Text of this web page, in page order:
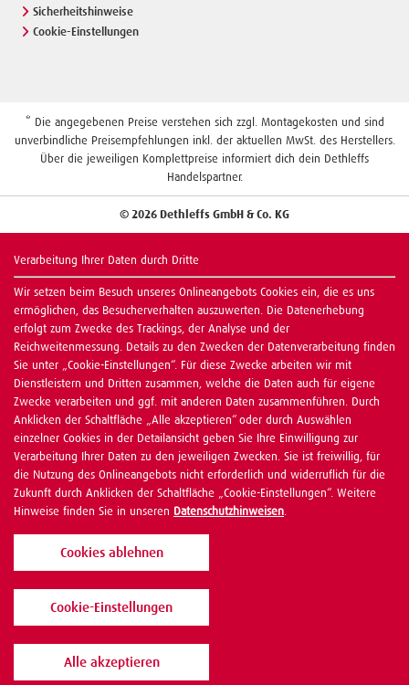
Sicherheitshinweise
Cookie-Einstellungen
* Die angegebenen Preise verstehen sich zzgl. Montagekosten und sind
unverbindliche Preisempfehlungen inkl. der aktuellen MwSt. des Herstellers.
Über die jeweiligen Komplettpreise informiert dich dein Dethleffs
Handelspartner.
© 2026 Dethleffs GmbH & Co. KG
Verarbeitung Ihrer Daten durch Dritte
Wir setzen beim Besuch unseres Onlineangebots Cookies ein, die es uns
ermöglichen, das Besucherverhalten auszuwerten. Die Datenerhebung
erfolgt zum Zwecke des Trackings, der Analyse und der
Reichweitenmessung. Details zu den Zwecken der Datenverarbeitung finden
Sie unter „Cookie-Einstellungen“. Für diese Zwecke arbeiten wir mit
Dienstleistern und Dritten zusammen, welche die Daten auch für eigene
Zwecke verarbeiten und ggf. mit anderen Daten zusammenführen. Durch
Anklicken der Schaltfläche „Alle akzeptieren“ oder durch Auswählen
einzelner Cookies in der Detailansicht geben Sie Ihre Einwilligung zur
Verarbeitung Ihrer Daten zu den jeweiligen Zwecken. Sie ist freiwillig, für
die Nutzung des Onlineangebots nicht erforderlich und widerruflich für die
Zukunft durch Anklicken der Schaltfläche „Cookie-Einstellungen“. Weitere
Hinweise finden Sie in unseren Datenschutzhinweisen.
Cookies ablehnen
Cookie-Einstellungen
Alle akzeptieren